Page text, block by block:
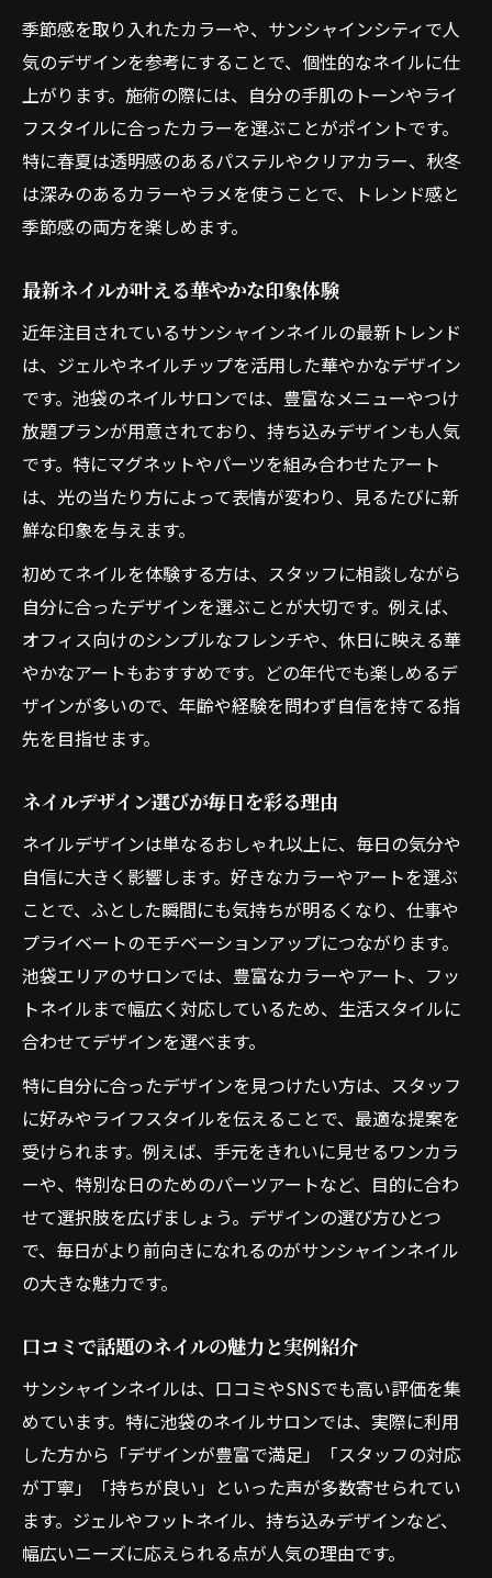
口コミで人気の自分らしいデザイン提案
旬のデザイン選びに迷ったときのポイント
ネイル選びに迷わないポイント解説
サンシャインネイルで失敗しない選び方
口コミを活かしたデザイン選びのヒント
ネイルサロン選びとデザイン相談のコツ
トレンドと自分らしさの両立アイデア
季節感あふれるネイルの魅力を知る
サンシャインネイルで季節の彩りを楽しむ
ネイル用品で叶える旬のアレンジ術紹介
口コミで好評な季節感ネイルの実例集
トレンドカラーを取り入れるポイント
アートからシンプルまで幅広いデザイン解説
ネイルアートとシンプルデザインの違い
サンシャインネイルで選べる多彩な表現
自分に合うネイルデザインの選び方紹介
口コミで話題の人気デザインを解説
ネイルチップで広がるデザインの幅
季節感を取り入れたカラーや、サンシャインシティで人
気のデザインを参考にすることで、個性的なネイルに仕
上がります。施術の際には、自分の手肌のトーンやライ
フスタイルに合ったカラーを選ぶことがポイントです。
特に春夏は透明感のあるパステルやクリアカラー、秋冬
は深みのあるカラーやラメを使うことで、トレンド感と
季節感の両方を楽しめます。
最新ネイルが叶える華やかな印象体験
近年注目されているサンシャインネイルの最新トレンド
は、ジェルやネイルチップを活用した華やかなデザイン
です。池袋のネイルサロンでは、豊富なメニューやつけ
放題プランが用意されており、持ち込みデザインも人気
です。特にマグネットやパーツを組み合わせたアート
は、光の当たり方によって表情が変わり、見るたびに新
鮮な印象を与えます。
初めてネイルを体験する方は、スタッフに相談しながら
自分に合ったデザインを選ぶことが大切です。例えば、
オフィス向けのシンプルなフレンチや、休日に映える華
やかなアートもおすすめです。どの年代でも楽しめるデ
ザインが多いので、年齢や経験を問わず自信を持てる指
先を目指せます。
ネイルデザイン選びが毎日を彩る理由
ネイルデザインは単なるおしゃれ以上に、毎日の気分や
自信に大きく影響します。好きなカラーやアートを選ぶ
ことで、ふとした瞬間にも気持ちが明るくなり、仕事や
プライベートのモチベーションアップにつながります。
池袋エリアのサロンでは、豊富なカラーやアート、フッ
トネイルまで幅広く対応しているため、生活スタイルに
合わせてデザインを選べます。
特に自分に合ったデザインを見つけたい方は、スタッフ
に好みやライフスタイルを伝えることで、最適な提案を
受けられます。例えば、手元をきれいに見せるワンカラ
ーや、特別な日のためのパーツアートなど、目的に合わ
せて選択肢を広げましょう。デザインの選び方ひとつ
で、毎日がより前向きになれるのがサンシャインネイル
の大きな魅力です。
口コミで話題のネイルの魅力と実例紹介
サンシャインネイルは、口コミやSNSでも高い評価を集
めています。特に池袋のネイルサロンでは、実際に利用
した方から「デザインが豊富で満足」「スタッフの対応
が丁寧」「持ちが良い」といった声が多数寄せられてい
ます。ジェルやフットネイル、持ち込みデザインなど、
幅広いニーズに応えられる点が人気の理由です。